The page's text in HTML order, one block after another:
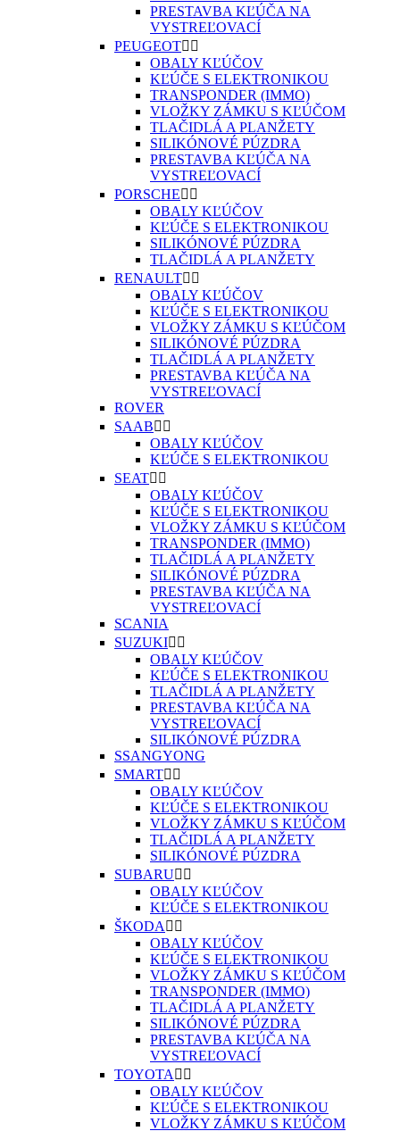
PRESTAVBA KĽÚČA NA
VYSTREĽOVACÍ
PEUGEOT 
OBALY KĽÚČOV
KĽÚČE S ELEKTRONIKOU
TRANSPONDER (IMMO)
VLOŽKY ZÁMKU S KĽÚČOM
TLAČIDLÁ A PLANŽETY
SILIKÓNOVÉ PÚZDRA
PRESTAVBA KĽÚČA NA
VYSTREĽOVACÍ
PORSCHE 
OBALY KĽÚČOV
KĽÚČE S ELEKTRONIKOU
SILIKÓNOVÉ PÚZDRA
TLAČIDLÁ A PLANŽETY
RENAULT 
OBALY KĽÚČOV
KĽÚČE S ELEKTRONIKOU
VLOŽKY ZÁMKU S KĽÚČOM
SILIKÓNOVÉ PÚZDRA
TLAČIDLÁ A PLANŽETY
PRESTAVBA KĽÚČA NA
VYSTREĽOVACÍ
ROVER
SAAB 
OBALY KĽÚČOV
KĽÚČE S ELEKTRONIKOU
SEAT 
OBALY KĽÚČOV
KĽÚČE S ELEKTRONIKOU
VLOŽKY ZÁMKU S KĽÚČOM
TRANSPONDER (IMMO)
TLAČIDLÁ A PLANŽETY
SILIKÓNOVÉ PÚZDRA
PRESTAVBA KĽÚČA NA
VYSTREĽOVACÍ
SCANIA
SUZUKI 
OBALY KĽÚČOV
KĽÚČE S ELEKTRONIKOU
TLAČIDLÁ A PLANŽETY
PRESTAVBA KĽÚČA NA
VYSTREĽOVACÍ
SILIKÓNOVÉ PÚZDRA
SSANGYONG
SMART 
OBALY KĽÚČOV
KĽÚČE S ELEKTRONIKOU
VLOŽKY ZÁMKU S KĽÚČOM
TLAČIDLÁ A PLANŽETY
SILIKÓNOVÉ PÚZDRA
SUBARU 
OBALY KĽÚČOV
KĽÚČE S ELEKTRONIKOU
ŠKODA  
OBALY KĽÚČOV
KĽÚČE S ELEKTRONIKOU
VLOŽKY ZÁMKU S KĽÚČOM
TRANSPONDER (IMMO)
TLAČIDLÁ A PLANŽETY
SILIKÓNOVÉ PÚZDRA
PRESTAVBA KĽÚČA NA
VYSTREĽOVACÍ
TOYOTA  
OBALY KĽÚČOV
KĽÚČE S ELEKTRONIKOU
VLOŽKY ZÁMKU S KĽÚČOM